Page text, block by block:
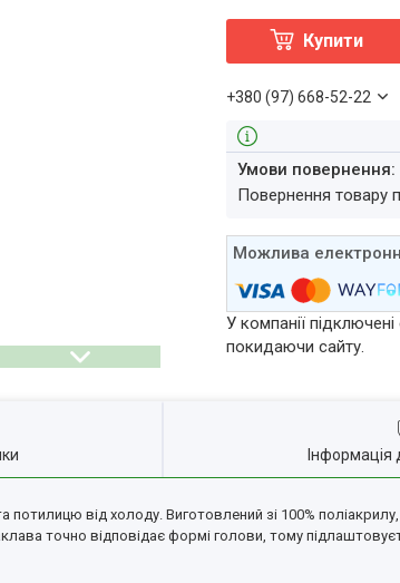
Купити
+380 (97) 668-52-22
повернення товару
У компанії
покидаючи сайту.
потилицю від холоду.Виготовлений зі 100%
точно відповідає формі голови, тому